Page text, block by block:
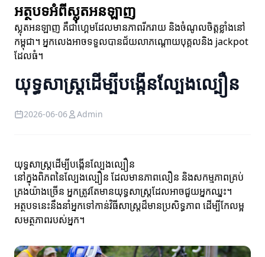
អត្ថបទអំពីស្លុតអនឡាញ
ស្លុតអនឡាញ គឺជាហ្គេមដែលមានភាពរីករាយ និងចំណូលចិត្តខ្លាំងនៅ
កម្ពុជា។ អ្នកលេងអាចទទួលបានជ័យលាភណ្តោយបុគ្គលនិង jackpot
ដែលធំ។
យុទ្ធសាស្ត្រដើម្បីបង្កើនល្បែងល្បឿន
2026-06-06 Admin
យុទ្ធសាស្ត្រដើម្បីបង្កើនល្បែងល្បឿន
នៅក្នុងពិភពនៃល្បែងល្បឿន ដែលមានភាពលឿន និងសកម្មភាពគ្រប់
គ្រងយ៉ាងច្រើន អ្នកត្រូវតែមានយុទ្ធសាស្ត្រដែលអាចជួយអ្នកឈ្នះ។
អត្ថបទនេះនឹងនាំអ្នកទៅកាន់វិធីសាស្ត្រដ៏មានប្រសិទ្ធភាព ដើម្បីកែលម្អ
សមត្ថភាពរបស់អ្នក។